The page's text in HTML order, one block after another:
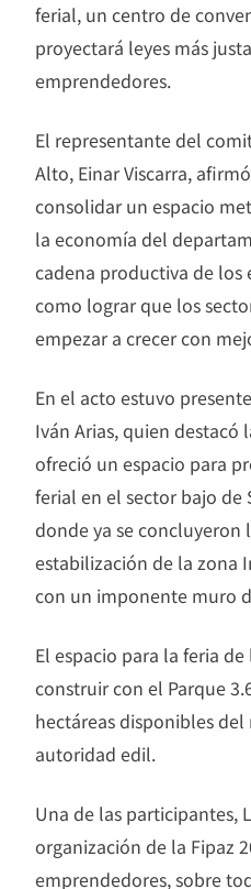
ferial, un centro de
proyectará leyes más
emprendedores.
El representante del
Alto, Einar Viscarra,
consolidar un espacio
la economía del
cadena productiva de los
como lograr que los
empezar a crecer con
En el acto estuvo
Iván Arias, quien destacó
ofreció un espacio para
ferial en el sector bajo de
donde ya se concluyeron
estabilización de la zona
con un imponente muro
El espacio para la feria
construir con el Parque
hectáreas disponibles
autoridad edil.
Una de las participantes,
organización de la Fipaz
emprendedores, sobre